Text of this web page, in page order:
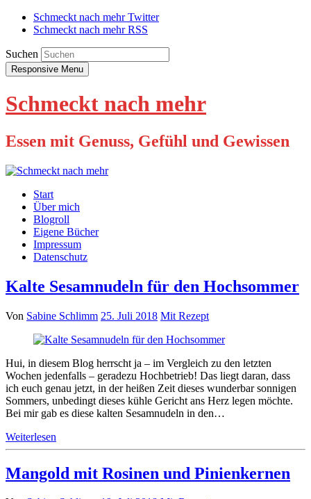
Schmeckt nach mehr Twitter
Schmeckt nach mehr RSS
Suchen
Responsive Menu
Schmeckt nach mehr
Essen mit Genuss, Gefühl und Gewissen
Start
Über mich
Blogroll
Eigene Bücher
Impressum
Datenschutz
Kalte Sesamnudeln für den Hochsommer
Von Sabine Schlimm 25. Juli 2018 Mit Rezept
Hui, in diesem Blog herrscht ja – im Vergleich zu den letzten
Wochen jedenfalls – geradezu Hochbetrieb! Das liegt daran, dass
ich euch genau jetzt, in der heißen Zeit dieses wunderbar sonnigen
Sommers, unbedingt dieses kühle Gericht ans Herz legen möchte.
Bei mir gab es diese kalten Sesamnudeln in den…
Weiterlesen
Mangold mit Rosinen und Pinienkernen